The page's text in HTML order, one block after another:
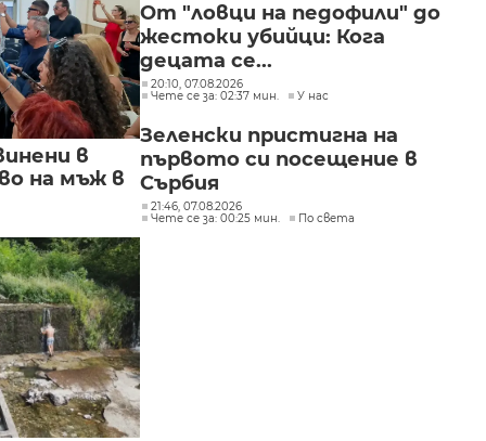
в
на мъж в
От "ловци на педофили" до
жестоки убийци: Кога
децата се...
20:10, 07.08.2026
Чете се за: 02:37 мин.
У нас
Зеленски пристигна на
първото си посещение в
Сърбия
21:46, 07.08.2026
Чете се за: 00:25 мин.
По света